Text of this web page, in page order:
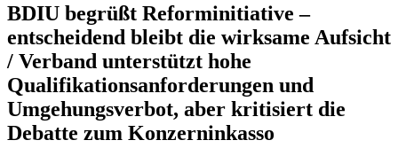
BDIU begrüßt Reforminitiative –
entscheidend bleibt die wirksame Aufsicht
/ Verband unterstützt hohe
Qualifikationsanforderungen und
Umgehungsverbot, aber kritisiert die
Debatte zum Konzerninkasso